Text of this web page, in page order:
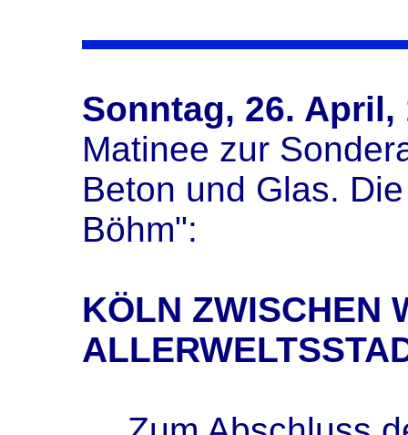
Sonntag, 26. April,
Matinee zur
Beton und Glas.
Böhm":
KÖLN ZWISCHEN